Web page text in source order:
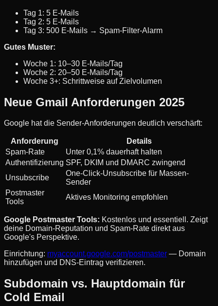
Tag 1: 5 E-Mails
Tag 2: 5 E-Mails
Tag 3: 500 E-Mails → Spam-Filter-Alarm
Gutes Muster:
Woche 1: 10–30 E-Mails/Tag
Woche 2: 20–50 E-Mails/Tag
Woche 3+: Schrittweise auf Zielvolumen
Neue Gmail Anforderungen 2025
Google hat die Sender-Anforderungen deutlich verschärft:
Anforderung
Details
Spam-Rate
Unter 0,1% dauerhaft halten
Authentifizierung SPF, DKIM und DMARC zwingend
Unsubscribe
One-Click-Unsubscribe für Massen-
Sender
Postmaster
Tools
Aktives Monitoring empfohlen
Google Postmaster Tools: Kostenlos und essentiell. Zeigt
deine Domain-Reputation und Spam-Rate direkt aus
Google's Perspektive.
Einrichtung: myaccount.google.com/postmaster — Domain
hinzufügen und DNS-Eintrag verifizieren.
Subdomain vs. Hauptdomain für
Cold Email